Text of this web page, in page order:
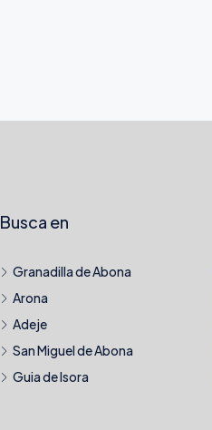
Busca en
Granadilla de Abona
Arona
Adeje
San Miguel de Abona
Guia de Isora